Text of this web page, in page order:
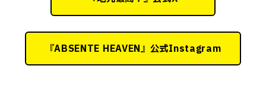
『ABSENTE HEAVEN』公式Instagram